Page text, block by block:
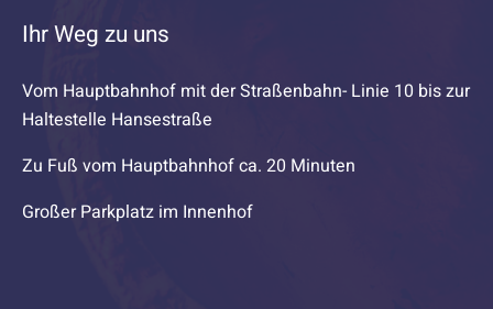
Ihr Weg zu uns
Vom Hauptbahnhof mit der Straßenbahn- Linie 10 bis zur
Haltestelle Hansestraße
Zu Fuß vom Hauptbahnhof ca. 20 Minuten
Großer Parkplatz im Innenhof